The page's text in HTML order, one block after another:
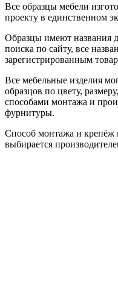
Все образцы мебели
проекту в единственном
Образцы имеют названия
поиска по сайту, все
зарегистрированным
Все мебельные изделия
образцов по цвету,
способами монтажа и
фурнитуры.
Способ монтажа и крепёж
выбирается